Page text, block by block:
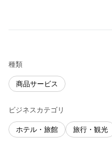
種類
商品サービス
ビジネスカテゴリ
ホテル・旅館 旅行・観光